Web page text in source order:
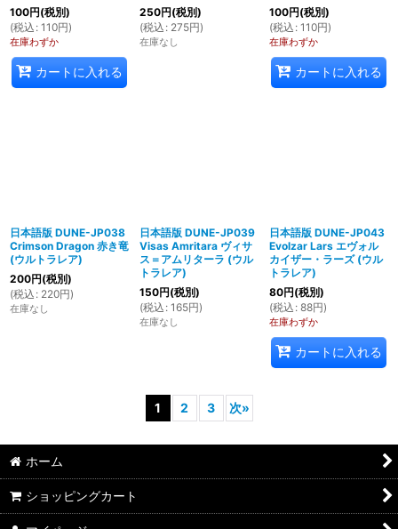
100円(税別)
(税込 : 110円)
在庫わずか
カートに入れる
250円(税別)
(税込 : 275円)
在庫なし
100円(税別)
(税込 : 110円)
在庫わずか
カートに入れる
日本語版 DUNE-JP038
Crimson Dragon 赤き竜
(ウルトラレア)
200円(税別)
(税込 : 220円)
在庫なし
日本語版 DUNE-JP039
Visas Amritara ヴィサ
ス＝アムリターラ (ウル
トラレア)
150円(税別)
(税込 : 165円)
在庫なし
日本語版 DUNE-JP043
Evolzar Lars エヴォル
カイザー・ラーズ (ウル
トラレア)
80円(税別)
(税込 : 88円)
在庫わずか
カートに入れる
1 2 3 次»
ホーム
ショッピングカート